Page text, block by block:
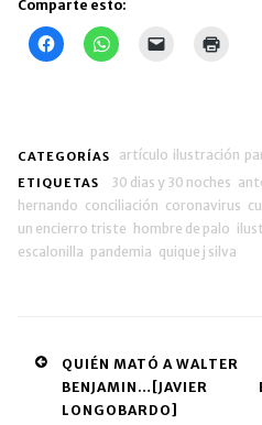
Comparte esto:
Haz
clic
en
ventana
nueva)
Haz
clic
en
ventana
nueva)
electrónico
un
amigo
(Se
abre
en
una
CATEGORÍAS artículo ilustración
ETIQUETAS 30 dias y 30 noches
hernando conciliación coronavirus
un encierro triste hombre de palo
escalonilla pandemia quique j silva
Post
navigation
QUIÉN MATÓ A WALTER
BENJAMIN…[JAVIER
LONGOBARDO]